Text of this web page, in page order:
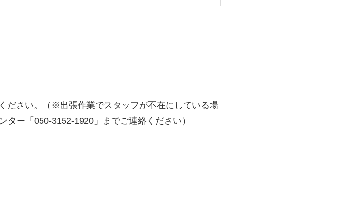
ださい。（※出張作業でスタッフが不在にしている場
ー「050-3152-1920」までご連絡ください）